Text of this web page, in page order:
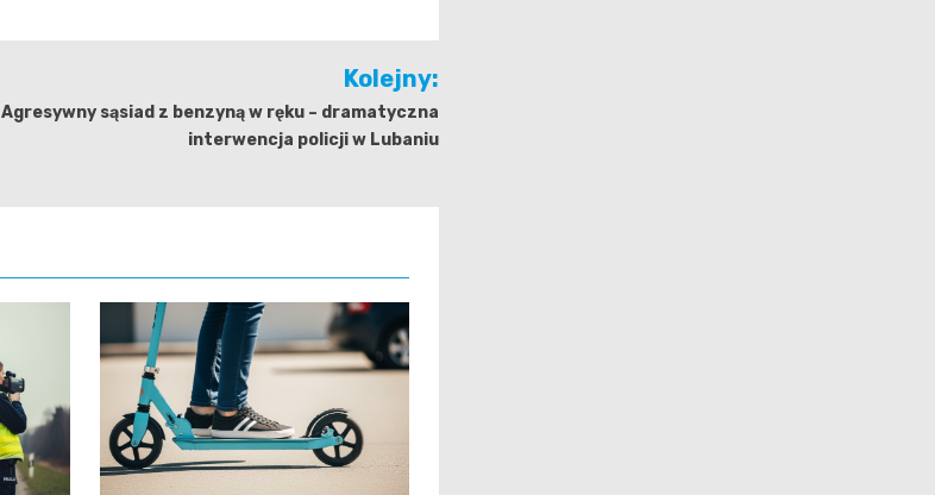
Kolejny:
Agresywny sąsiad z benzyną w ręku – dramatyczna
interwencja policji w Lubaniu